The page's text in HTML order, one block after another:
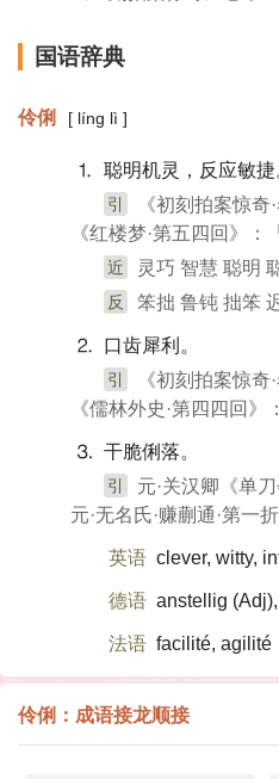
国语辞典
伶俐 [ líng lì ]
⒈ 聪明机灵，反应敏捷
引
《初刻拍案惊
《红楼梦·第五四回》
近 灵巧 智慧 聪明
反 笨拙 鲁钝 拙笨
⒉ 口齿犀利。
引
《初刻拍案惊
《儒林外史·第四四回
⒊ 干脆俐落。
引
元·关汉卿《单
元·无名氏·赚蒯通·第一
英语 clever, witty,
德语 anstellig
法语 facilité, agilité
伶俐：成语接龙顺接